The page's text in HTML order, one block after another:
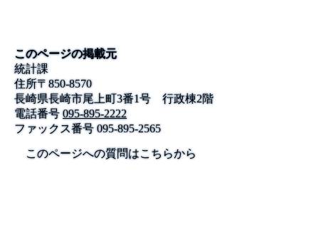
このページの掲載元
統計課
住所〒850-8570
長崎県長崎市尾上町3番1号 行政棟2階
電話番号 095-895-2222
ファックス番号095-895-2565
このページへの質問はこちらから